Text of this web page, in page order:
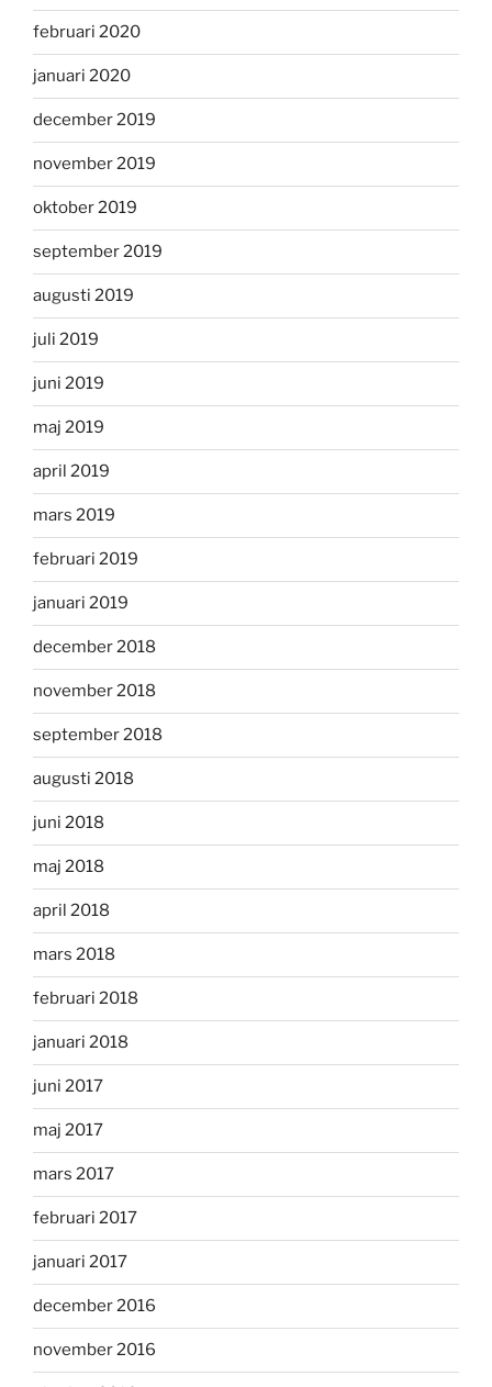
februari 2020
januari 2020
december 2019
november 2019
oktober 2019
september 2019
augusti 2019
juli 2019
juni 2019
maj 2019
april 2019
mars 2019
februari 2019
januari 2019
december 2018
november 2018
september 2018
augusti 2018
juni 2018
maj 2018
april 2018
mars 2018
februari 2018
januari 2018
juni 2017
maj 2017
mars 2017
februari 2017
januari 2017
december 2016
november 2016